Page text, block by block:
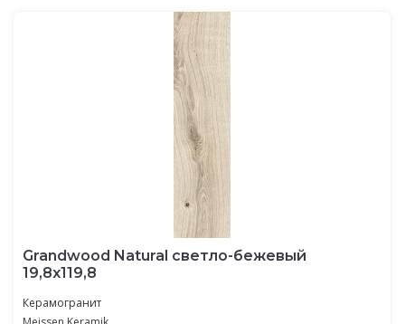
Grandwood Natural светло-бежевый
19,8x119,8
Керамогранит